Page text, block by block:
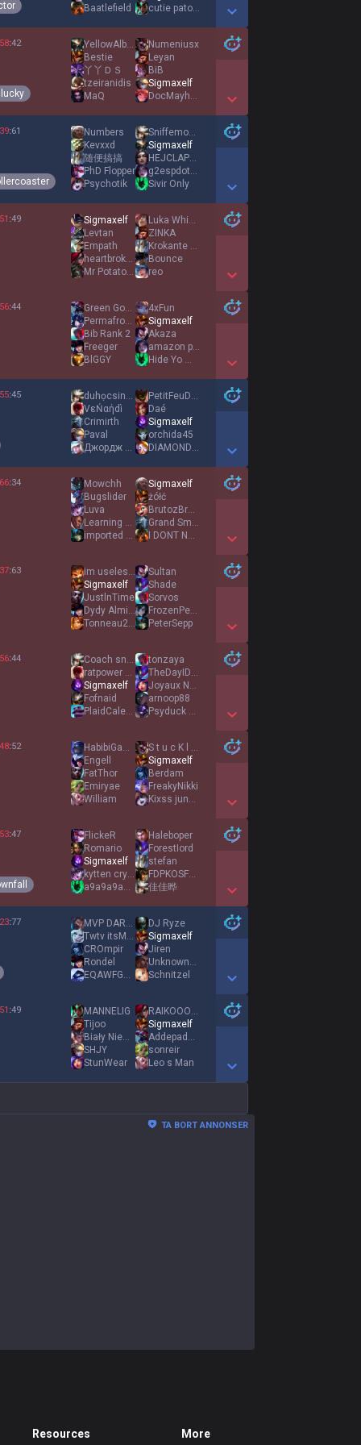
Baatlefield
cutie patootie
Show More Detail Games
58:42
YellowAlberto
Bestie
丫丫ＤＳ
tzeiranidis
MaQ
Numeniusx
Leyan
BiB
Sigmaxelf
DocMayhem
Show More Detail Games
39:61
Numbers
Kevxxd
随便搞搞
PhD Flopper
Psychotik
Sniffemonster
Sigmaxelf
HEJCLAPCLAP
g2espdotcomslash
Sivir Only
Show More Detail Games
51 :49
Sigmaxelf
Levtan
Empath
heartbroken
Mr Potatohead
Luka Whiger
ZINKA
Krokante Fapsok
Boυnce
reo
Show More Detail Games
56:44
Green Goblin
PermafrostWarden
Bib Rank 2
Freeger
BlGGY
4xFun
Sigmaxelf
Akaza
amazon prime
Hide Yo Wives
Show More Detail Games
55:45
duhọcsinhđức
VεŃαήdì
Crimirth
Paval
Джордж Флойд
PetitFeuDoux
Daé
Sigmaxelf
orchida45
DIAMOND PIG
Show More Detail Games
66:34
Mowchh
Bugslider
Luva
Learning Account
imported sushi
Sigmaxelf
żółć
BrutozBrutaloz
Grand Smurf
I DONT NEED GANK
Show More Detail Games
37:63
im useless XD
Sigmaxelf
JustlnTime
Dydy Almighty
Tonneau2Soupex
Sultan
Shade
Sorvos
FrozenPeon
PeterSepp
Show More Detail Games
56:44
Coach sneith
ratpower ccqsV
Sigmaxelf
Fofnaid
PlaidCaleçon
tonzaya
TheDayIDied
Joyaux Neves
arnoop88
Psyduck WP20
Show More Detail Games
48:52
HabibiGaming
Engell
FatThor
Emiryae
William
S t u c K l e d
Sigmaxelf
Berdam
FreakyNikki
Kixss jungler
Show More Detail Games
53:47
FlickeR
Romario
Sigmaxelf
kytten crybaby
a9a9a9a9a9a9a9a9
Haleboper
ForestIord
stefan
FDPKOSFPKDSO
佳佳晔
Show More Detail Games
23:77
MVP DARKAN
Twtv itsMinooooo
CROmpir
Rondel
EQAWFGWR
DJ Ryze
Sigmaxelf
Jiren
UnknownSwede
Schnitzel
Show More Detail Games
51 :49
MANNELIG
Tijoo
Biały Niewolnik
SHJY
StunWear
RAIKOOOOOO
Sigmaxelf
Addepadde123
sonreir
Leo s Man
Show More Detail Games
TA BORT ANNONSER
Resources More